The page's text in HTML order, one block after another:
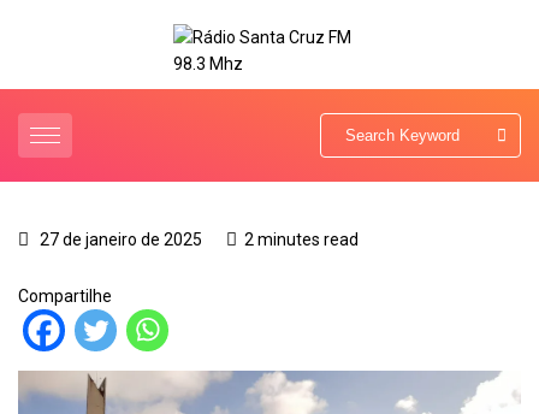
27 de janeiro de 2025 2 minutes read
Compartilhe